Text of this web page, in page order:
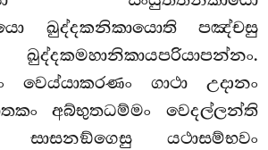
ඛුද්දකනිකායොති පඤ්චසු
වෙය්යාකරණං ගාථා උදානං
අබ්භුතධම්මං වෙදල්ලන්ති
යථාසම්භවං